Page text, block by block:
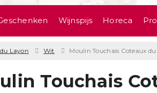
Wijnspijs Horeca
Layon Wit Moulin Touchais Coteaux
Touchais